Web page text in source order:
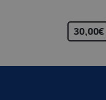
30,00€